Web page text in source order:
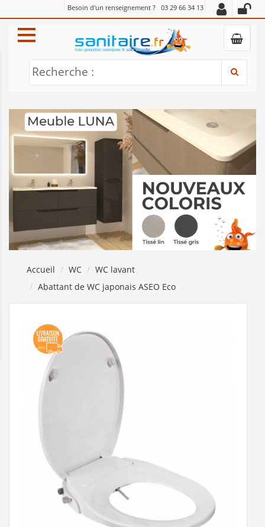
Besoin d'un renseignement ? 03 29 66 34 13
Recherche :
Accueil WC
WC lavant
Abattant de WC japonais ASEO Eco